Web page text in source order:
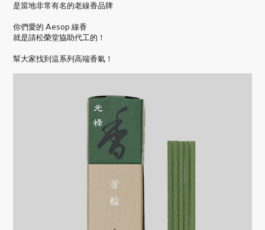
是當地非常有名的老線香品牌
你們愛的 Aesop 線香
就是請松榮堂協助代工的！
幫大家找到這系列高端香氣！